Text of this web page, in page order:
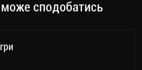
сподобатись